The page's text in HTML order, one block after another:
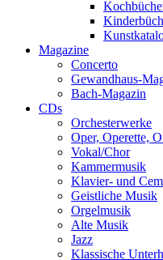
Magazine
Concerto
Gewandhaus-
Bach-Magazin
CDs
Orchesterwerke
Oper, Operette,
Vokal/Chor
Kammermusik
Klavier- und
Geistliche Musik
Orgelmusik
Alte Musik
Jazz
Klassische